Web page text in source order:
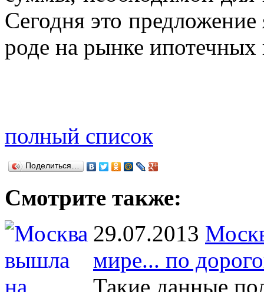
Сегодня это
роде на рынке ипотечных
полный список
Поделиться…
Смотрите также:
29.07.2013
мире... по
Такие данные